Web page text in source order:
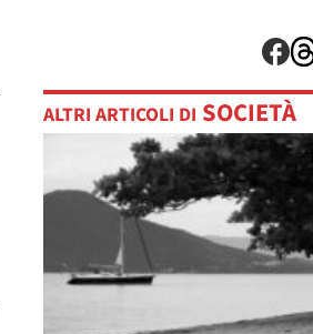
ALTRI ARTICOLI DI SOCIETÀ